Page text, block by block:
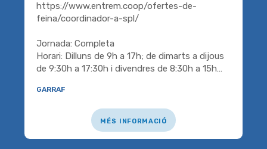
https://www.entrem.coop/ofertes-de-
feina/coordinador-a-spl/
Jornada: Completa
Horari: Dilluns de 9h a 17h; de dimarts a dijous
de 9:30h a 17:30h i divendres de 8:30h a 15h…
garraf
més informació